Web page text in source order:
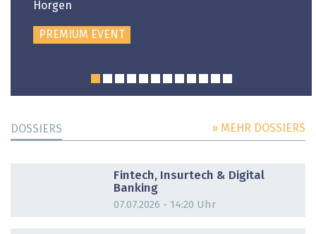
Horgen
PREMIUM EVENT
DOSSIERS » MEHR DOSSIERS
Fintech, Insurtech & Digital
Banking
07.07.2026 - 14:20 Uhr